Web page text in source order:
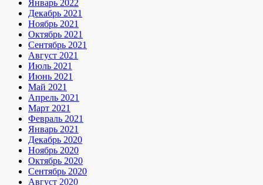
Январь 2022
Декабрь 2021
Ноябрь 2021
Октябрь 2021
Сентябрь 2021
Август 2021
Июль 2021
Июнь 2021
Май 2021
Апрель 2021
Март 2021
Февраль 2021
Январь 2021
Декабрь 2020
Ноябрь 2020
Октябрь 2020
Сентябрь 2020
Август 2020